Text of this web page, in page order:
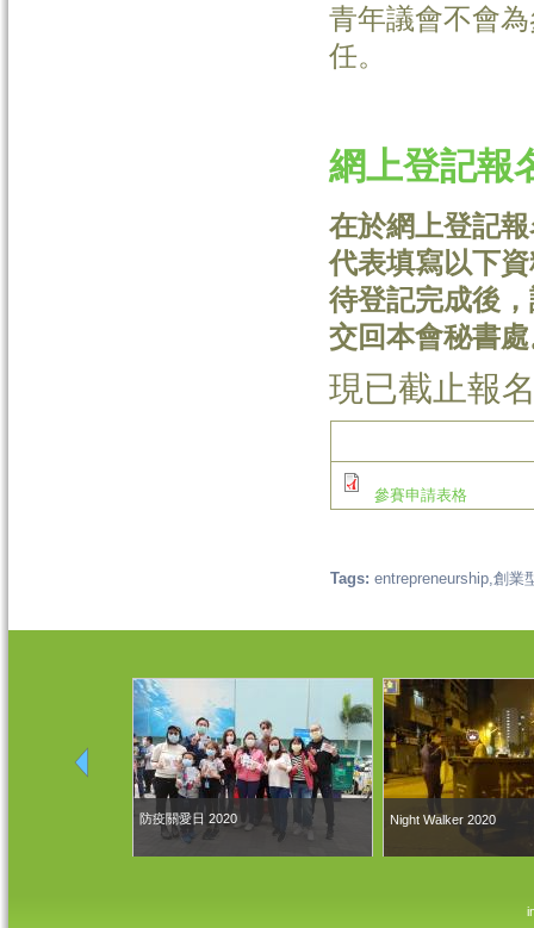
青年議會不會
任。
網上登記報
在於網上登記
代表填寫以下
待登記完成後
交回本會秘書
現已截止報
參賽申請表格
Tags: entrepreneurship 創業
防疫關愛日 2020 Night Walker 2020